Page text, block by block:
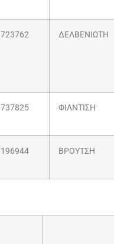
723762 ΔΕΛΒΕΝΙΩΤΗ
737825 ΦΙΛΝΤΙΣΗ
196944 ΒΡΟΥΤΣΗ